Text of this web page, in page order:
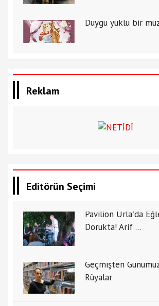
Duygu yüklü bir
Reklam
Editörün Seçimi
Pavilion Urla'da
Dorukta! Arif ...
Geçmişten
Rüyalar